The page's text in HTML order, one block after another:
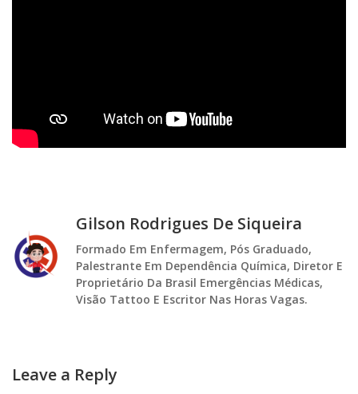
Gilson Rodrigues De Siqueira
Formado Em Enfermagem, Pós Graduado,
Palestrante Em Dependência Química, Diretor E
Proprietário Da Brasil Emergências Médicas,
Visão Tattoo E Escritor Nas Horas Vagas.
Leave a Reply